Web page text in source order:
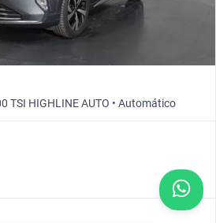
TSI HIGHLINE AUTO • Automático